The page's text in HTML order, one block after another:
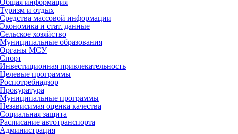
Общая информация
Туризм и отдых
Средства массовой информации
Экономика и стат. данные
Сельское хозяйство
Муниципальные образования
Органы МСУ
Спорт
Инвестиционная привлекательность
Целевые программы
Роспотребнадзор
Прокуратура
Муниципальные программы
Независимая оценка качества
Социальная защита
Расписание автотранспорта
Администрация